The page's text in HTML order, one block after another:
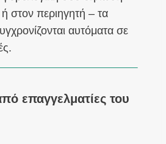
στον περιηγητή – τα
αυτόματα σε
επαγγελματίες του